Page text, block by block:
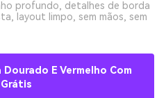
profundo, detalhes de borda
layout limpo, sem mãos, sem
E Vermelho Com
Grátis